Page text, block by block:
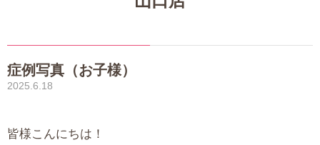
症例写真（お子様）
2025.6.18
皆様こんにちは！